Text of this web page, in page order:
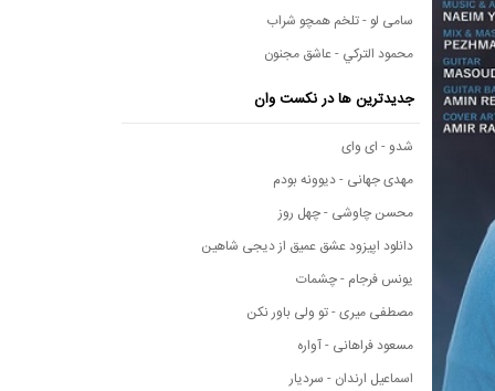
سامی لو - تلخم همچو شراب
محمود التركي - عاشق مجنون
جدیدترین ها در نکست وان
شدو - ای وای
مهدی جهانی - دیوونه بودم
محسن چاوشی - چهل روز
دانلود اپیزود عشق عمیق از دیجی شاهین
یونس فرجام - چشمات
مصطفی میری - تو ولی باور نکن
مسعود فراهانی - آواره
اسماعیل ارندان - سردیار